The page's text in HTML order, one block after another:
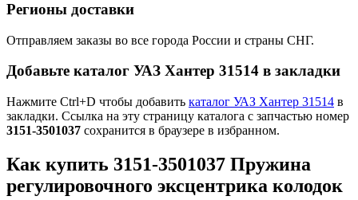
Регионы доставки
Отправляем заказы во все города России и страны СНГ.
Добавьте каталог УАЗ Хантер 31514 в закладки
Нажмите Ctrl+D чтобы добавить каталог УАЗ Хантер 31514 в
закладки. Ссылка на эту страницу каталога с запчастью номер
3151-3501037 сохранится в браузере в избранном.
Как купить 3151-3501037 Пружина
регулировочного эксцентрика колодок